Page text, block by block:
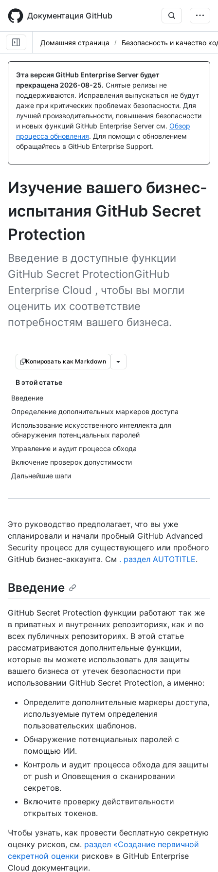
main
content
Документация GitHub
Домашняя страница Безопасность и качество
Эта версия GitHub Enterprise Server будет
прекращена 2026-08-25. Снятые релизы не
поддерживаются. Исправления выпускаться не будут
даже при критических проблемах безопасности. Для
лучшей производительности, повышения безопасности
и новых функций GitHub Enterprise Server см. Обзор
процесса обновления. Для помощи с обновлением
обращайтесь в GitHub Enterprise Support.
Изучение вашего бизнес-
испытания GitHub Secret
Protection
Введение в доступные функции
GitHub Secret ProtectionGitHub
Enterprise Cloud , чтобы вы могли
оценить их соответствие
потребностям вашего бизнеса.
Копировать как Markdown
В этой статье
Введение
Определение дополнительных маркеров доступа
Использование искусственного интеллекта для
обнаружения потенциальных паролей
Управление и аудит процесса обхода
Включение проверок допустимости
Дальнейшие шаги
Это руководство предполагает, что вы уже
спланировали и начали пробный GitHub Advanced
Security процесс для существующего или пробного
GitHub бизнес-аккаунта. См . раздел AUTOTITLE.
Введение
GitHub Secret Protection функции работают так же
в приватных и внутренних репозиториях, как и во
всех публичных репозиториях. В этой статье
рассматриваются дополнительные функции,
которые вы можете использовать для защиты
вашего бизнеса от утечек безопасности при
использовании GitHub Secret Protection, а именно:
Определите дополнительные маркеры доступа,
используемые путем определения
пользовательских шаблонов.
Обнаружение потенциальных паролей с
помощью ИИ.
Контроль и аудит процесса обхода для защиты
от push и Оповещения о сканировании
секретов.
Включите проверку действительности
открытых токенов.
Чтобы узнать, как провести бесплатную секретную
оценку рисков, см. раздел «Создание первичной
секретной оценки рисков» в GitHub Enterprise
Cloud документации.